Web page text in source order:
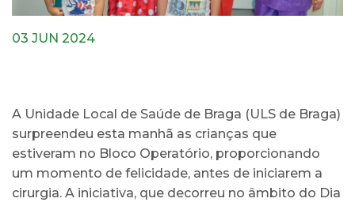
03 JUN 2024
A Unidade Local de Saúde de Braga (ULS de Braga)
surpreendeu esta manhã as crianças que
estiveram no Bloco Operatório, proporcionando
um momento de felicidade, antes de iniciarem a
cirurgia. A iniciativa, que decorreu no âmbito do Dia